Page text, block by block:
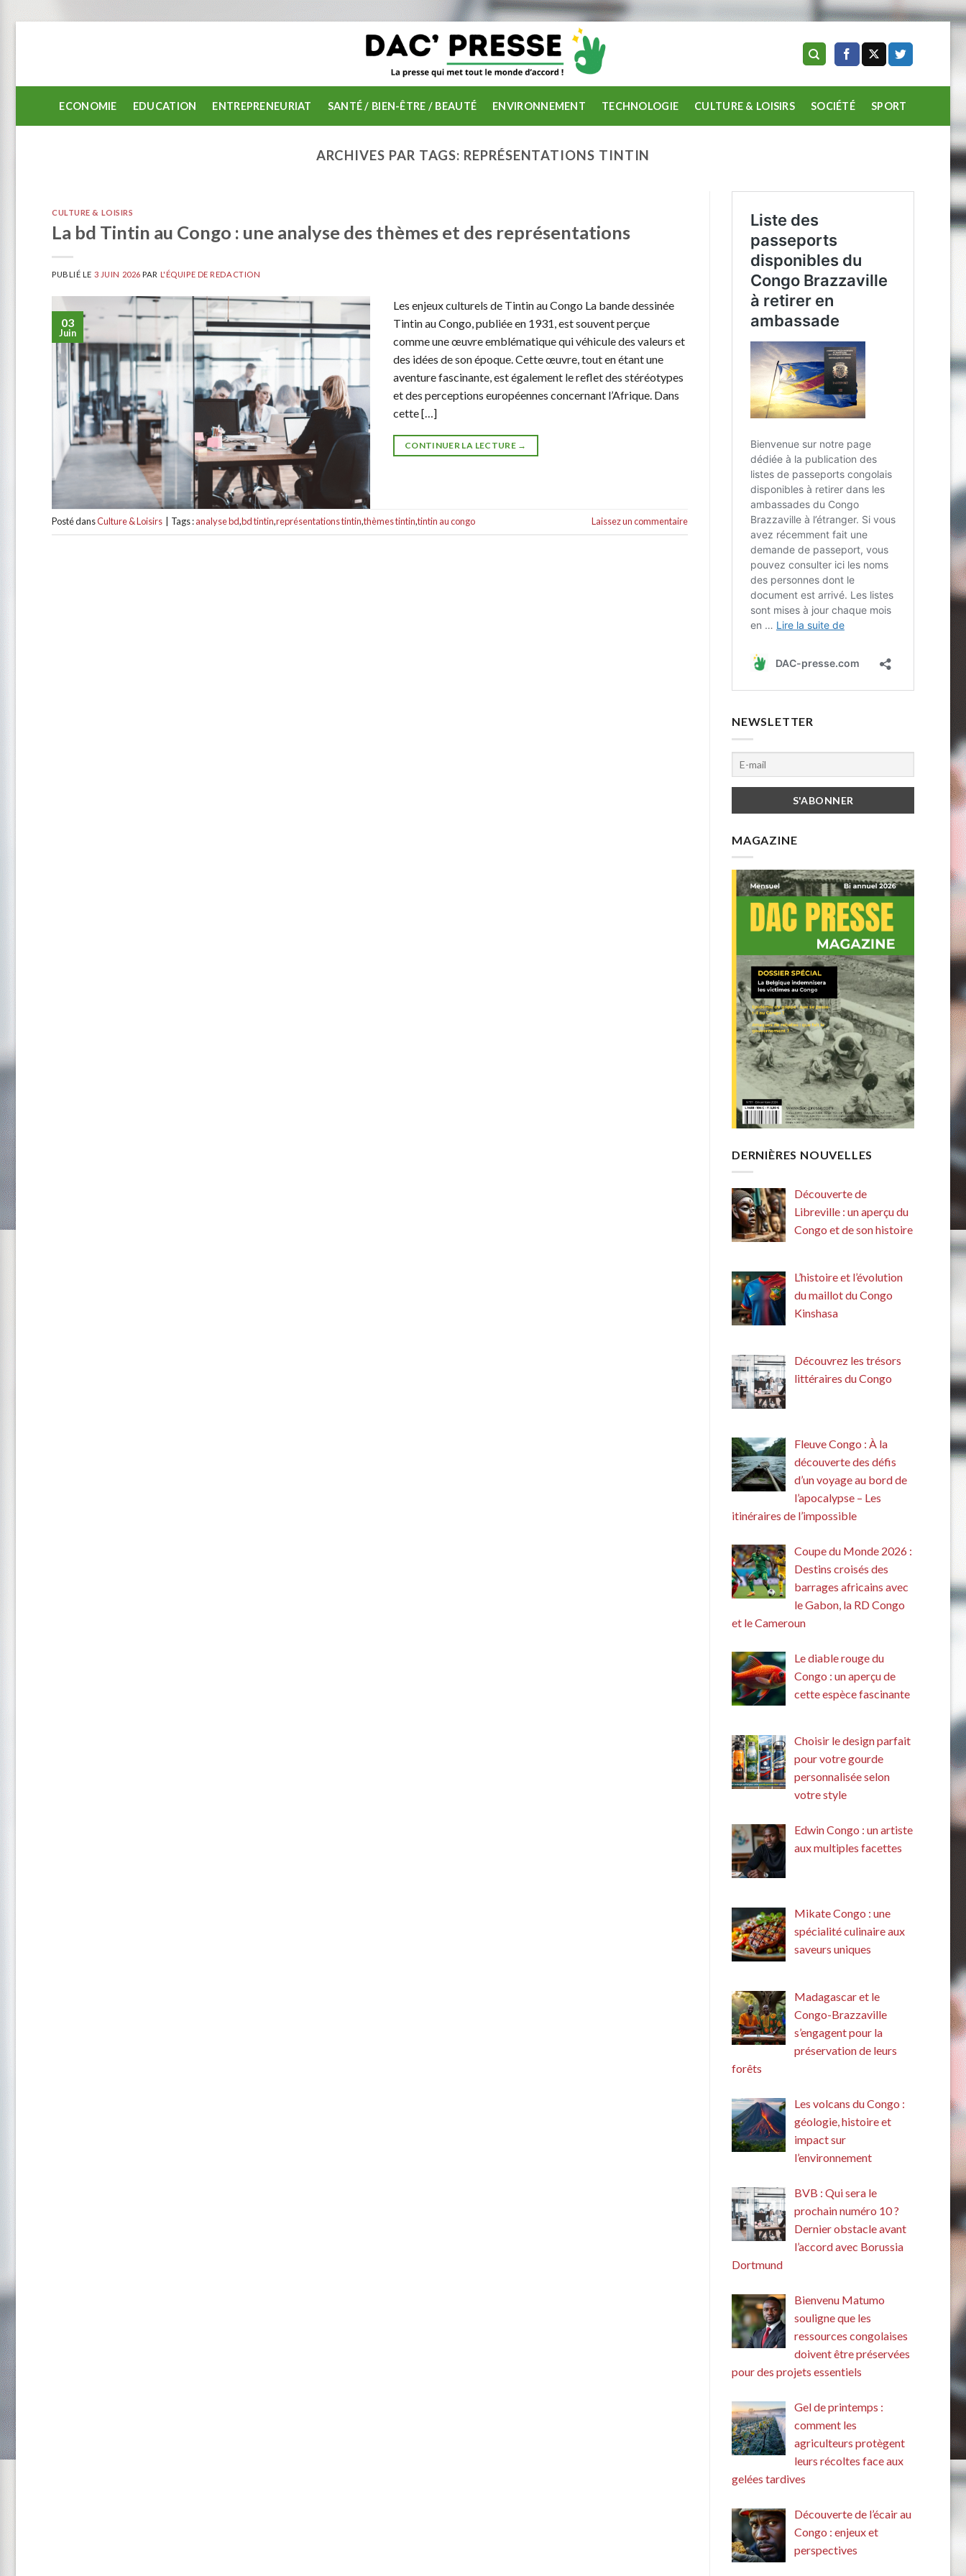
ECONOMIE EDUCATION ENTREPRENEURIAT SANTÉ / BIEN-ÊTRE / BEAUTÉ ENVIRONNEMENT TECHNOLOGIE CULTURE & LOISIRS SOCIÉTÉ SPORT
ARCHIVES PAR TAGS: REPRÉSENTATIONS TINTIN
CULTURE & LOISIRS
La bd Tintin au Congo : une analyse des thèmes et des représentations
PUBLIÉ LE 3 JUIN 2026 PAR L'ÉQUIPE DE REDACTION
03
Juin
Les enjeux culturels de Tintin au Congo La bande dessinée
Tintin au Congo, publiée en 1931, est souvent perçue
comme une œuvre emblématique qui véhicule des valeurs et
des idées de son époque. Cette œuvre, tout en étant une
aventure fascinante, est également le reflet des stéréotypes
et des perceptions européennes concernant l’Afrique. Dans
cette […]
CONTINUER LA LECTURE →
Posté dansCulture & Loisirs Tags :analyse bd,bd tintin,représentations tintin,thèmes tintin,tintin au congo Laissez un commentaire
NEWSLETTER
MAGAZINE
DERNIÈRES NOUVELLES
Découverte de
Libreville : un aperçu du
Congo et de son histoire
L’histoire et l’évolution
du maillot du Congo
Kinshasa
Découvrez les trésors
littéraires du Congo
Fleuve Congo : À la
découverte des défis
d’un voyage au bord de
l’apocalypse – Les
itinéraires de l’impossible
Coupe du Monde 2026 :
Destins croisés des
barrages africains avec
le Gabon, la RD Congo
et le Cameroun
Le diable rouge du
Congo : un aperçu de
cette espèce fascinante
Choisir le design parfait
pour votre gourde
personnalisée selon
votre style
Edwin Congo : un artiste
aux multiples facettes
Mikate Congo : une
spécialité culinaire aux
saveurs uniques
Madagascar et le
Congo-Brazzaville
s’engagent pour la
préservation de leurs
forêts
Les volcans du Congo :
géologie, histoire et
impact sur
l’environnement
BVB : Qui sera le
prochain numéro 10 ?
Dernier obstacle avant
l’accord avec Borussia
Dortmund
Bienvenu Matumo
souligne que les
ressources congolaises
doivent être préservées
pour des projets essentiels
Gel de printemps :
comment les
agriculteurs protègent
leurs récoltes face aux
gelées tardives
Découverte de l’écair au
Congo : enjeux et
perspectives